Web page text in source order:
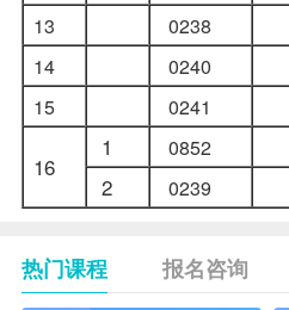
13
0238
14
0240
15
0241
16
1 0852
2 0239
热门课程 报名咨询